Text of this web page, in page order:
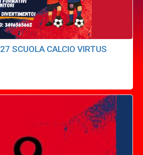
SCUOLA CALCIO VIRTUS